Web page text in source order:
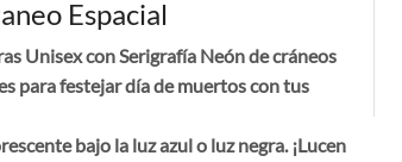
Espacial
Unisex con Serigrafía Neón de cráneos
para festejar día de muertos con tus
bajo la luz azul o luz negra. ¡Lucen